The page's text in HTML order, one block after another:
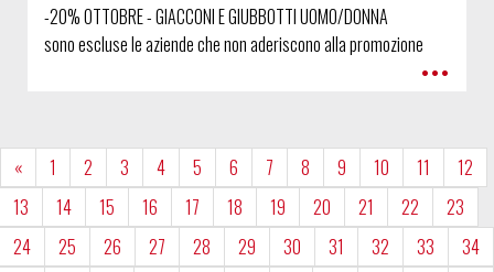
-20% OTTOBRE - GIACCONI E GIUBBOTTI UOMO/DONNA
sono escluse le aziende che non aderiscono alla promozione
•••
« 1 2 3 4 5 6 7 8 9 10 11
12
13
14 15 16 17 18 19 20 21 22
23
24
25 26 27 28 29 30 31 32 33
34